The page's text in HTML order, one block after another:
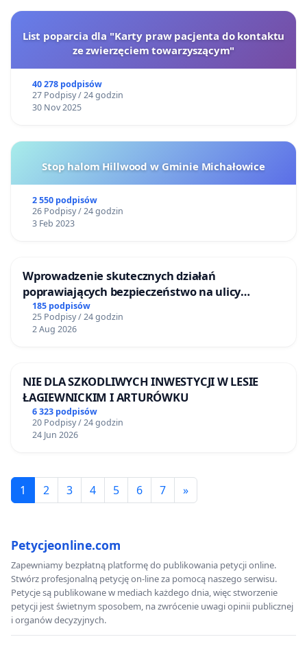
List poparcia dla "Karty praw pacjenta do kontaktu
ze zwierzęciem towarzyszącym"
40 278 podpisów
27 Podpisy / 24 godzin
30 Nov 2025
Stop halom Hillwood w Gminie Michałowice
2 550 podpisów
26 Podpisy / 24 godzin
3 Feb 2023
Wprowadzenie skutecznych działań
poprawiających bezpieczeństwo na ulicy
Żeromskiego w Otwocku
185 podpisów
25 Podpisy / 24 godzin
2 Aug 2026
NIE DLA SZKODLIWYCH INWESTYCJI W LESIE
ŁAGIEWNICKIM I ARTURÓWKU
6 323 podpisów
20 Podpisy / 24 godzin
24 Jun 2026
1 2 3 4 5 6 7 »
Petycjeonline.com
Zapewniamy bezpłatną platformę do publikowania petycji online.
Stwórz profesjonalną petycję on-line za pomocą naszego serwisu.
Petycje są publikowane w mediach każdego dnia, więc stworzenie
petycji jest świetnym sposobem, na zwrócenie uwagi opinii publicznej
i organów decyzyjnych.